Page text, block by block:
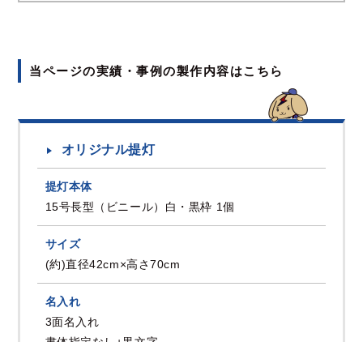
当ページの実績・事例の製作内容はこちら
オリジナル提灯
提灯本体
15号長型（ビニール）白・黒枠 1個
サイズ
(約)直径42cm×高さ70cm
名入れ
3面名入れ